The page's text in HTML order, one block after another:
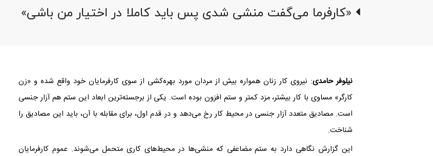
«کارفرما می‌گفت منشی شدی پس باید کاملا در اختیار من باشی»
نیلوفر حامدی: نیروی کار زنان همواره بیش از مردان مورد بهره‌کشی از سوی کارفرمایان خود واقع شده و «زن
کارگر» مساوی با کار بیشتر، مزد کمتر و ستم افزون بوده است. یکی از برجسته‌ترین ابعاد این ستم هم آزار جنسی
است. مصادیق متعدد آزار جنسی در محیط کار رخ می‌دهد و در قدم اول، برای مقابله با آن، باید این مصادیق را
شناخت.
این گزارش نگاهی دارد به ستم مضاعفی که منشی‌ها در محیط‌های کاری متحمل می‌شوند. عموم کارفرمایان